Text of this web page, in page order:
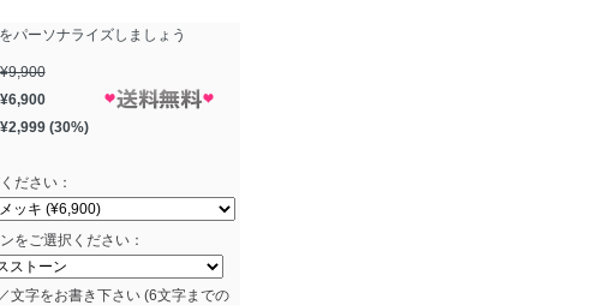
パーソナライズしましょう
¥9,900
¥6,900
¥2,999 (30%)
ださい：
をご選択ください：
文字をお書き下さい (6文字までの